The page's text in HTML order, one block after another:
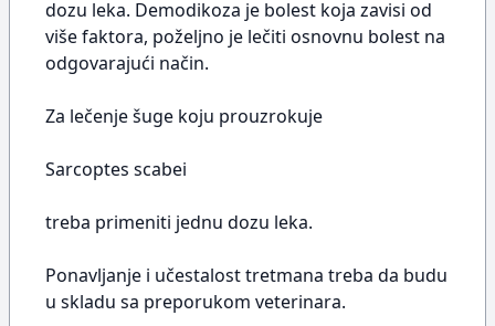
dozu leka. Demodikoza je bolest koja zavisi od
više faktora, poželjno je lečiti osnovnu bolest na
odgovarajući način.
Za lečenje šuge koju prouzrokuje
Sarcoptes scabei
treba primeniti jednu dozu leka.
Ponavljanje i učestalost tretmana treba da budu
u skladu sa preporukom veterinara.